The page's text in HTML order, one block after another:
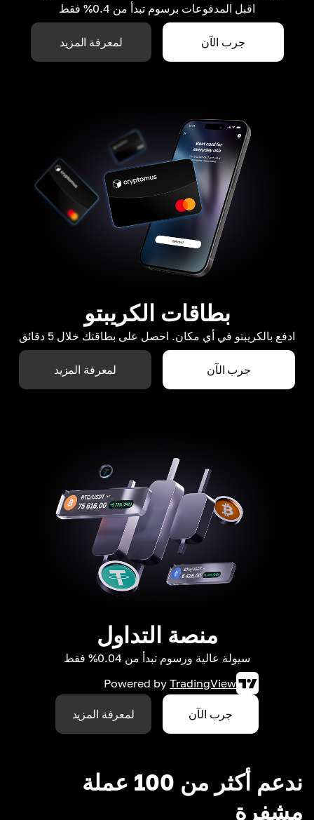
اقبل المدفوعات برسوم تبدأ من 0.4% فقط
جرب الآن لمعرفة المزيد
بطاقات الكريبتو
ادفع بالكريبتو في أي مكان. احصل على بطاقتك خلال 5 دقائق
جرب الآن لمعرفة المزيد
منصة التداول
سيولة عالية ورسوم تبدأ من 0.04% فقط
Powered by TradingView
جرب الآن لمعرفة المزيد
ندعم أكثر من 100 عملة
مشفرة